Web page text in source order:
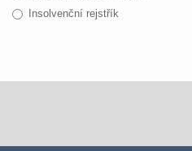
Insolvenční rejstřík